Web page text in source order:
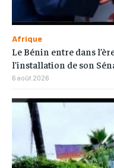
Afrique
Le Bénin entre dans
l’installation de son
6 août 2026